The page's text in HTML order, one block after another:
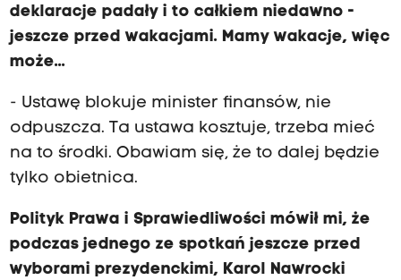
deklaracje padały i to całkiem niedawno -
jeszcze przed wakacjami. Mamy wakacje, więc
może...
- Ustawę blokuje minister finansów, nie
odpuszcza. Ta ustawa kosztuje, trzeba mieć
na to środki. Obawiam się, że to dalej będzie
tylko obietnica.
Polityk Prawa i Sprawiedliwości mówił mi, że
podczas jednego ze spotkań jeszcze przed
wyborami prezydenckimi, Karol Nawrocki